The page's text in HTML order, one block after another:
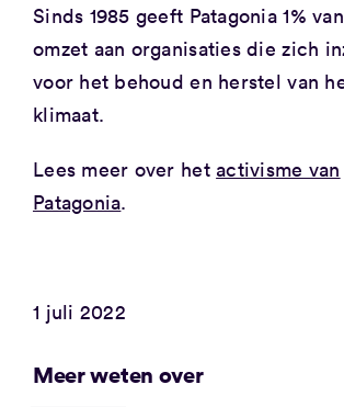
Sinds 1985 geeft Patagonia 1%
omzet aan organisaties die zich
voor het behoud en herstel van
klimaat.
Lees meer over het activisme van
Patagonia.
1 juli 2022
Meer weten over